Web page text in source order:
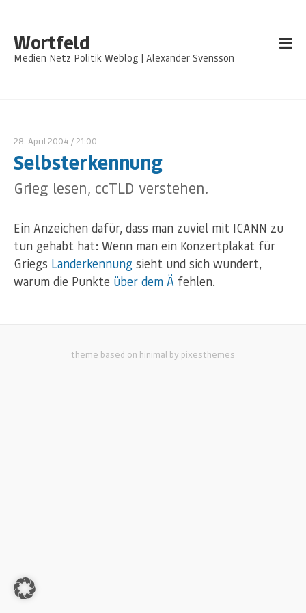
Wortfeld
Medien Netz Politik Weblog | Alexander Svensson
28. April 2004 / 21:00
Selbsterkennung
Grieg lesen, ccTLD verstehen.
Ein Anzeichen dafür, dass man zuviel mit ICANN zu
tun gehabt hat: Wenn man ein Konzertplakat für
Griegs Landerkennung sieht und sich wundert,
warum die Punkte über dem Ä fehlen.
theme based on hinimal by pixesthemes